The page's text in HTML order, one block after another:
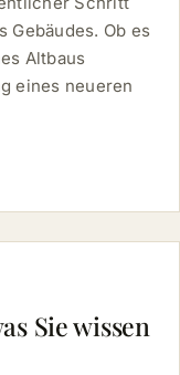
Gebäudes. Ob es
Altbaus
eines neueren
Sie wissen